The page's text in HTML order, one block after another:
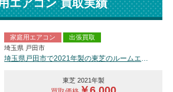
エアコン 買取実績
家庭用エアコン
出張買取
埼玉県 戸田市
埼玉県戸田市で2021年製の東芝のルームエアコン【中古品】を買取しました。
東芝 2021年製